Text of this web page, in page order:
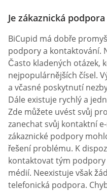
Je zákaznická
BiCupid má dobře
podpory a kontaktování.
Často kladených otázek,
nejpopulárnějších čísel.
a včasné poskytnutí
Dále existuje rychlý a
Zde můžete uvést svůj
zanechat svůj kontaktní
zákaznické podpory
řešení problému. K
kontaktovat tým
médií. Neexistuje však
telefonická podpora.